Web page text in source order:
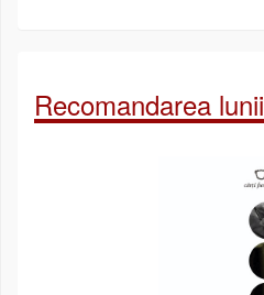
Recomandarea lunii